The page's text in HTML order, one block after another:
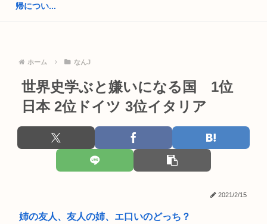
【熊本地震】厚労省「被災者に10万円貸し付けます」
【画像】小池百合子×高市早苗
ワイ風俗とか行ったことないんやけどさ??
【動画】女さん「男と話してる時、おぱーい見てるのすぐわか
【天皇】すまん、小林よりしのりを支持するわ
【高市】ゴラム(56歳)、女子中学生をナイフで脅し性的暴行
帰につい...
スーパーの裏でヤニ吸う2人とかいうヤバすぎるアニメ
【画像】美人ママ、息子との入浴中の画像が流出した結
果・・・
反抗的な三姉妹の長女を妹たちの前で見せしめとして厳しく叱
【画像】巨乳アナウンサーさん、高校時代の制服を着てしまう
ホーム なんJ
世界史学ぶと嫌いになる国 1位
日本 2位ドイツ 3位イタリア
2021/2/15
姉の友人、友人の姉、エ口いのどっち？